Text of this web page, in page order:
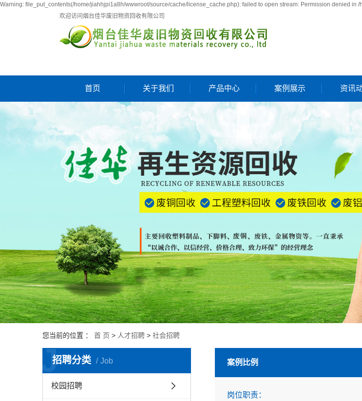
Warning: file_put_contents(/home/jiahhjpi1a8h/wwwroot/source/cache/license_cache.php): failed to open stream: Permission denied
欢迎访问烟台佳华废旧物资回收有限公司
首页 关于我们 产品中心 案例展示 资讯
您当前的位置 ： 首 页 > 人才招聘 > 社会招聘
招聘分类 Job
J
校园招聘
案例比例
岗位职责：